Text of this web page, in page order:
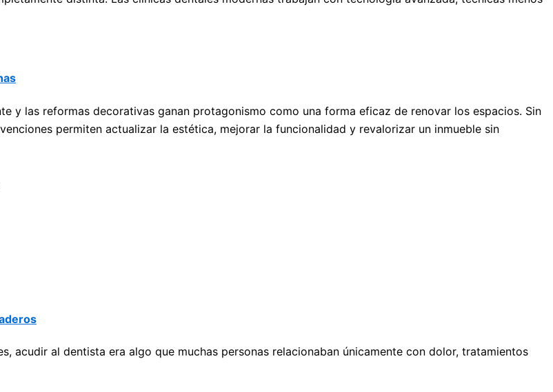
y las reformas decorativas ganan protagonismo como una forma eficaz de renovar los espacios. Sin
permiten actualizar la estética, mejorar la funcionalidad y revalorizar un inmueble sin
acudir al dentista era algo que muchas personas relacionaban únicamente con dolor, tratamientos